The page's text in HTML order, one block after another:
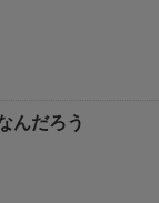
んだろう